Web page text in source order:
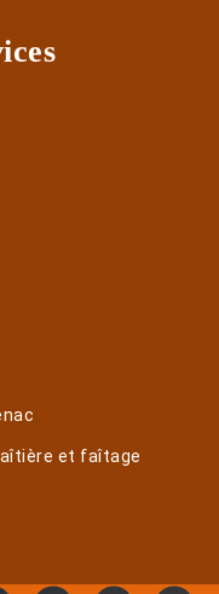
et faîtage